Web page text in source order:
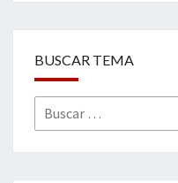
BUSCAR TEMA
Buscar
por: